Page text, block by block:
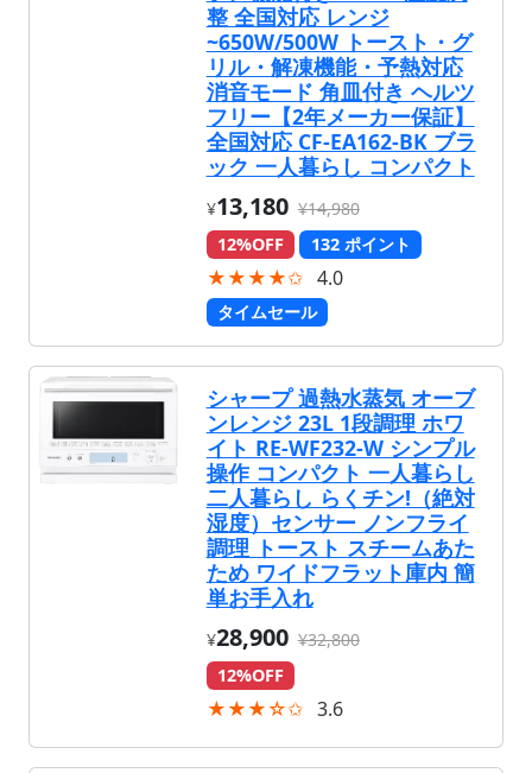
整 全国対応 レンジ
~650W/500W トースト・グ
リル・解凍機能・予熱対応
消音モード 角皿付き ヘルツ
フリー【2年メーカー保証】
全国対応 CF-EA162-BK ブラ
ック 一人暮らし コンパクト
¥13,180 ¥14,980
12%OFF
132 ポイント
★★★★✩ 4.0
タイムセール
シャープ 過熱水蒸気 オーブ
ンレンジ 23L 1段調理 ホワ
イト RE-WF232-W シンプル
操作 コンパクト 一人暮らし
二人暮らし らくチン!（絶対
湿度）センサー ノンフライ
調理 トースト スチームあた
ため ワイドフラット庫内 簡
単お手入れ
¥28,900 ¥32,800
12%OFF
★★★☆✩ 3.6